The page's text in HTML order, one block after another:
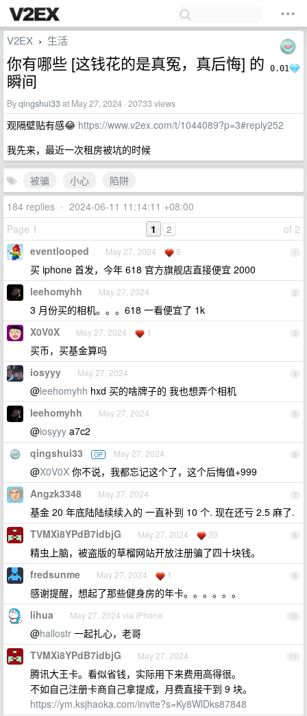
0.01
V2EX › 生活
你有哪些 [这钱花的是真冤，真后悔] 的
瞬间
Byqingshui33at May 27, 2024 · 20733 views
观隔壁贴有感😂 https://www.v2ex.com/t/1044089?p=3#reply252
我先来，最近一次租房被坑的时候
被骗 小心
陷阱
184 replies • 2024-06-11 11:14:11 +08:00
Page 1
of 2
1 2
1
eventlooped May 27, 2024 8
买 iphone 首发，今年 618 官方旗舰店直接便宜 2000
2
leehomyhh May 27, 2024
3 月份买的相机。。。618 一看便宜了 1k
3
X0V0X May 27, 2024 1
买币，买基金算吗
4
iosyyy May 27, 2024
@leehomyhh hxd 买的啥牌子的 我也想弄个相机
5
leehomyhh May 27, 2024
@iosyyy a7c2
6
qingshui33 OP May 27, 2024
@X0V0X 你不说，我都忘记这个了，这个后悔值+999
7
Angzk3348 May 27, 2024
基金 20 年底陆陆续续入的 一直补到 10 个. 现在还亏 2.5 麻了.
8
TVMXi8YPdB7idbjG May 27, 2024 20
精虫上脑，被盗版的草榴网站开放注册骗了四十块钱。
9
fredsunme May 27, 2024 1
感谢提醒，想起了那些健身房的年卡。。。。。。
10
lihua May 27, 2024 via iPhone
@hallostr 一起扎心，老哥
11
TVMXi8YPdB7idbjG May 27, 2024
腾讯大王卡。看似省钱，实际用下来费用高得很。
不如自己注册卡商自己拿提成，月费直接干到 9 块。
https://ym.ksjhaoka.com/invite?s=Ky8WlDks87848